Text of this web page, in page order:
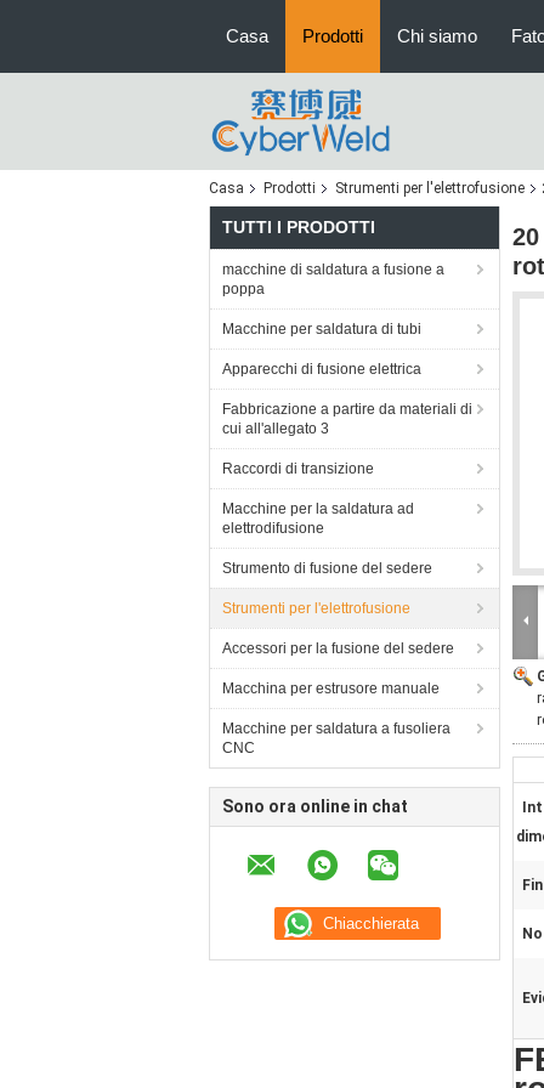
Casa Prodotti Chi siamo
Casa Prodotti Strumenti per l'elettrofusione
TUTTI I PRODOTTI
macchine di saldatura a fusione a
poppa
Macchine per saldatura di tubi
Apparecchi di fusione elettrica
Fabbricazione a partire da materiali di
cui all'allegato 3
Raccordi di transizione
Macchine per la saldatura ad
elettrodifusione
Strumento di fusione del sedere
Strumenti per l'elettrofusione
Accessori per la fusione del sedere
Macchina per estrusore manuale
Macchine per saldatura a fusoliera
CNC
Sono ora online in chat